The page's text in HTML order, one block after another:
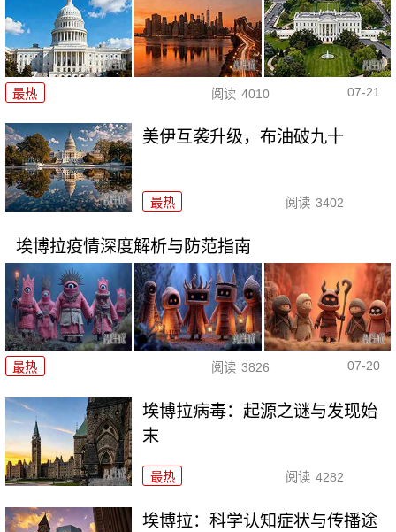
最热 阅读 4010 07-21
美伊互袭升级，布油破九十
最热 阅读 3402
埃博拉疫情深度解析与防范指南
最热 阅读 3826 07-20
埃博拉病毒：起源之谜与发现始
末
最热 阅读 4282
埃博拉：科学认知症状与传播途